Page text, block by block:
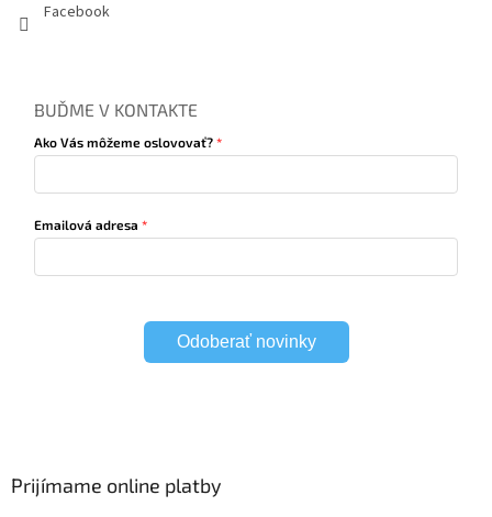
Facebook
BUĎME V KONTAKTE
Ako Vás môžeme oslovovať?
Emailová adresa
Odoberať novinky
Prijímame online platby